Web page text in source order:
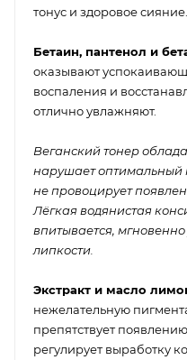
тонус и здоровое сияние.
Бетаин, пантенол и
оказывают
воспаления и
отлично увлажняют.
Веганский тонер
нарушает оптимальный
не провоцирует
Лёгкая водянистая
впитывается,
липкости.
Экстракт и масло
нежелательную
препятствует
регулирует выработку